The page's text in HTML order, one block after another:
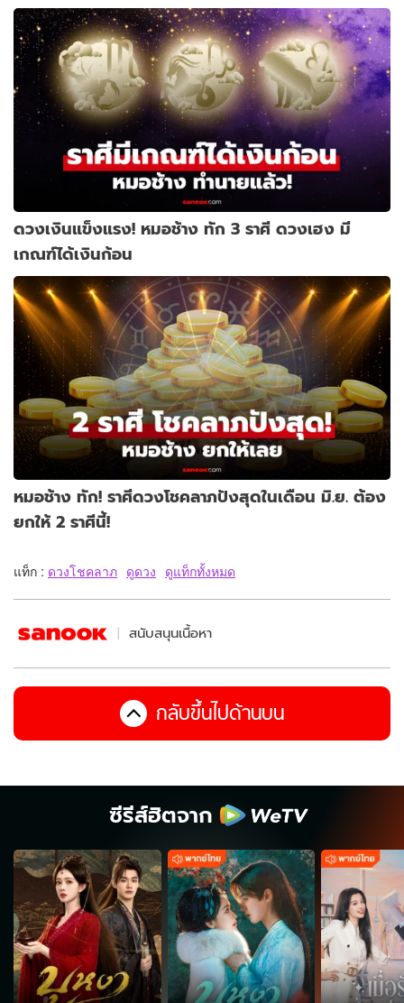
ดวงเงินแข็งแรง! หมอช้าง ทัก 3 ราศี ดวงเฮง มี
เกณฑ์ได้เงินก้อน
หมอช้าง ทัก! ราศีดวงโชคลาภปังสุดในเดือน มิ.ย. ต้อง
ยกให้ 2 ราศีนี้!
แท็ก : ดวงโชคลาภ ดูดวง ดูแท็กทั้งหมด
สนับสนุนเนื้อหา
กลับขึ้นไปด้านบน
ซีรีส์ฮิตจาก